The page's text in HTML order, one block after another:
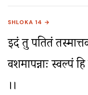
SHLOKA 14 →
इदं तु पतितं
वशमापन्नाः स्वल्पं
।।